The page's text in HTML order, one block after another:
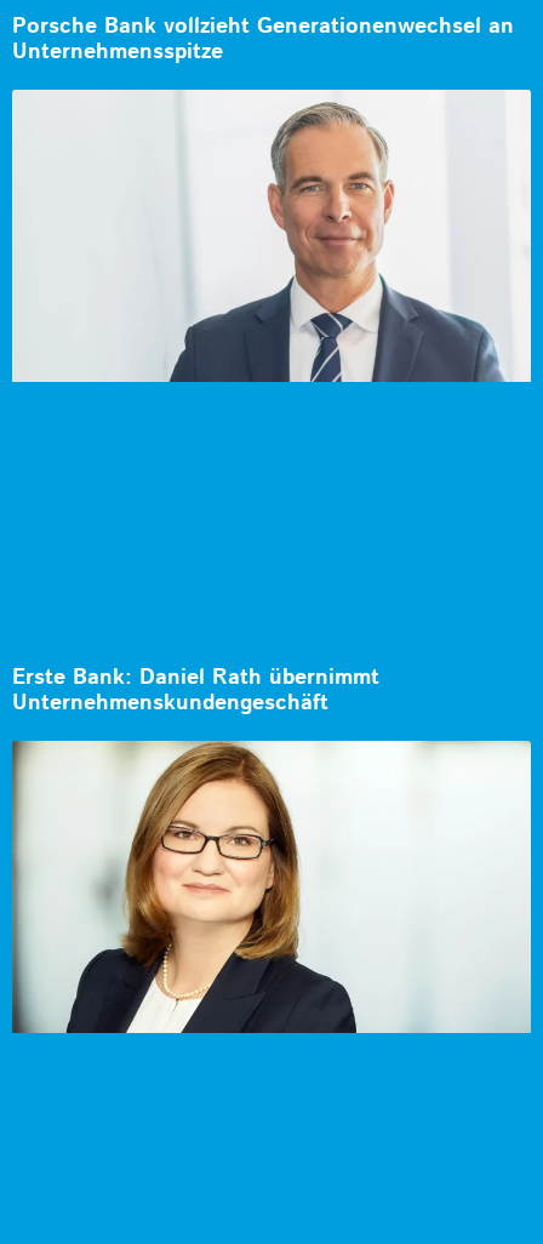
Porsche Bank vollzieht Generationenwechsel an
Unternehmensspitze
Erste Bank: Daniel Rath übernimmt
Unternehmenskundengeschäft